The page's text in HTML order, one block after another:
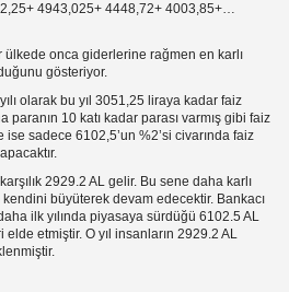
4943,025+ 4448,72+ 4003,85+…
ülkede onca giderlerine rağmen en karlı
gösteriyor.
yılı olarak bu yıl 3051,25 liraya kadar faiz
10 katı kadar parası varmış gibi faiz
sadece 6102,5’un %2’si civarında faiz
2929.2 AL gelir. Bu sene daha karlı
kendini büyüterek devam edecektir. Bankacı
ilk yılında piyasaya sürdüğü 6102.5 AL
elde etmiştir. O yıl insanların 2929.2 AL